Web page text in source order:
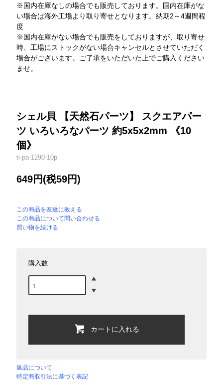
※国内在庫なしの場合でも販売しております。国内在庫がな
い場合は海外工場より取り寄せとなります。納期2～4週間程
度
※国内在庫がない場合でも販売をしておりますが、取り寄せ
時、工場にストックがない場合キャンセルとさせていただく
場合がございます。ご了承をいただいた上でご購入ください
ませ。
シェル貝 【天然石パーツ】 スクエアパー
ツ いろいろなパーツ 約5x5x2mm 《10
個》
ti-pa-1290-10p
649円(税59円)
この商品を友達に教える
この商品について問い合わせる
買い物を続ける
購入数
カートに入れる
返品について
特定商取引法に基づく表記